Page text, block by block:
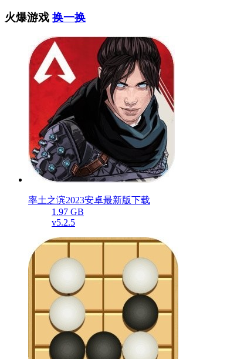
火爆游戏 换一换
率土之滨2023安卓最新版下载
1.97 GB
v5.2.5